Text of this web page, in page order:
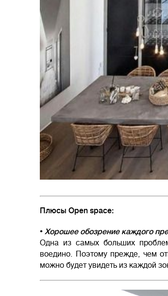
Плюсы Open space:
• Хорошее обозрение каждого
Одна из самых больших
воедино. Поэтому прежде, чем
можно будет увидеть из каждой